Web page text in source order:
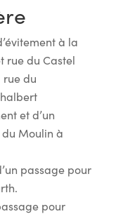
à la
rue du Castel
du
et d’un
Moulin à
passage pour
pour